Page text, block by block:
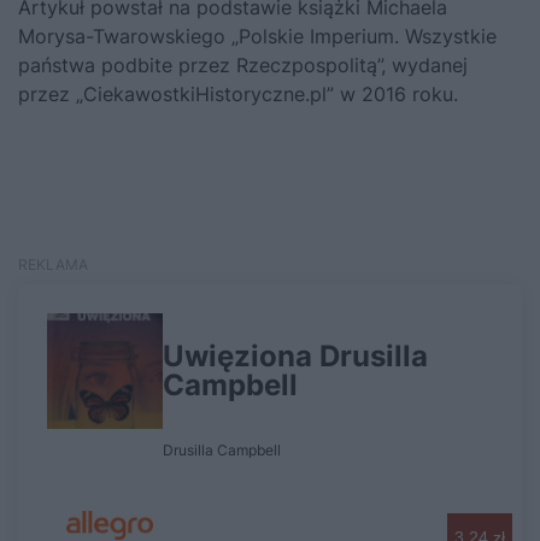
Artykuł powstał na podstawie książki Michaela
Morysa-Twarowskiego „Polskie Imperium. Wszystkie
państwa podbite przez Rzeczpospolitą”, wydanej
przez „CiekawostkiHistoryczne.pl” w 2016 roku.